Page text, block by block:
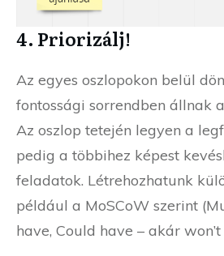
4. Priorizálj!
Az egyes oszlopokon belül
fontossági sorrendben állnak
Az oszlop tetején legyen a
pedig a többihez képest
feladatok. Létrehozhatunk
például a MoSCoW szerint
have, Could have – akár won’t